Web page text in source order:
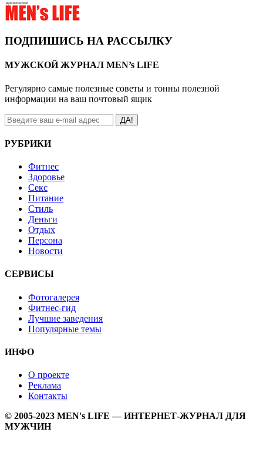
ПОДПИШИСЬ НА РАССЫЛКУ
МУЖСКОЙ ЖУРНАЛ MEN’s LIFE
Регулярно самые полезные советы и тонны полезной
информации на ваш почтовый ящик
ДА!
РУБРИКИ
Фитнес
Здоровье
Секс
Питание
Стиль
Деньги
Отдых
Персона
Новости
СЕРВИСЫ
Фотогалерея
Фитнес-гид
Лучшие заведения
Популярные темы
ИНФО
О проекте
Реклама
Контакты
© 2005-2023 MEN's LIFE — ИНТЕРНЕТ-ЖУРНАЛ ДЛЯ
МУЖЧИН